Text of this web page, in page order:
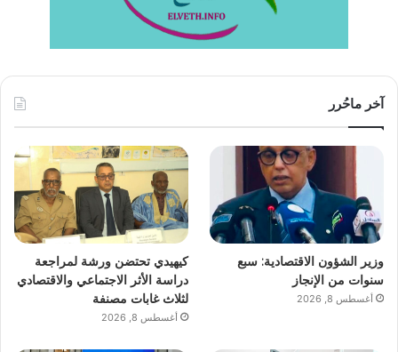
آخر ماحُرر
وزير الشؤون الاقتصادية: سبع
سنوات من الإنجاز
أغسطس 8, 2026
كيهيدي تحتضن ورشة لمراجعة
دراسة الأثر الاجتماعي والاقتصادي
لثلاث غابات مصنفة
أغسطس 8, 2026